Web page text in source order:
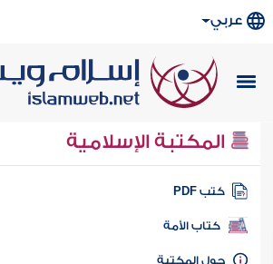
عربي
المكتبة الإسلامية
كتب PDF
كتاب الأمة